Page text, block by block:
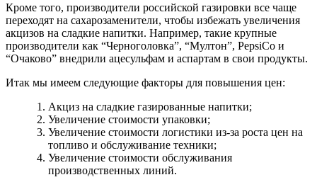
Кроме того, производители российской газировки все чаще
переходят на сахарозаменители, чтобы избежать увеличения
акцизов на сладкие напитки. Например, такие крупные
производители как “Черноголовка”, “Мултон”, PepsiCo и
“Очаково” внедрили ацесульфам и аспартам в свои продукты.
Итак мы имеем следующие факторы для повышения цен:
Акциз на сладкие газированные напитки;
Увеличение стоимости упаковки;
Увеличение стоимости логистики из-за роста цен на
топливо и обслуживание техники;
Увеличение стоимости обслуживания
производственных линий.